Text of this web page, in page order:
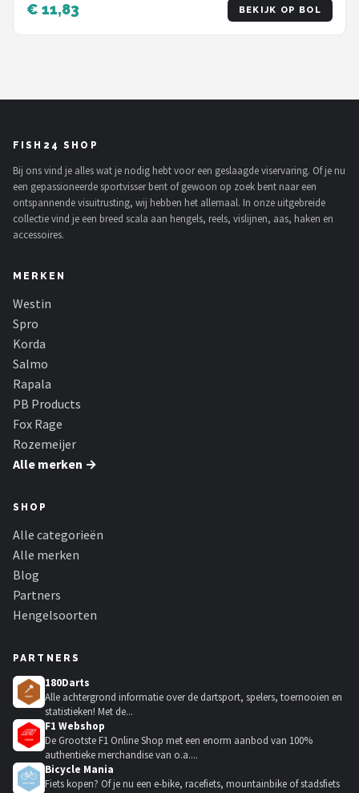
€ 11,83 BEKIJK OP BOL
FISH24 SHOP
Bij ons vind je alles wat je nodig hebt voor een geslaagde viservaring. Of je nu
een gepassioneerde sportvisser bent of gewoon op zoek bent naar een
ontspannende visuitrusting, wij hebben het allemaal. In onze uitgebreide
collectie vind je een breed scala aan hengels, reels, vislijnen, aas, haken en
accessoires.
MERKEN
Westin
Spro
Korda
Salmo
Rapala
PB Products
Fox Rage
Rozemeijer
Alle merken →
SHOP
Alle categorieën
Alle merken
Blog
Partners
Hengelsoorten
PARTNERS
180Darts
Alle achtergrond informatie over de dartsport, spelers, toernooien en
statistieken! Met de...
F1 Webshop
De Grootste F1 Online Shop met een enorm aanbod van 100%
authentieke merchandise van o.a....
Bicycle Mania
Fiets kopen? Of je nu een e-bike, racefiets, mountainbike of stadsfiets